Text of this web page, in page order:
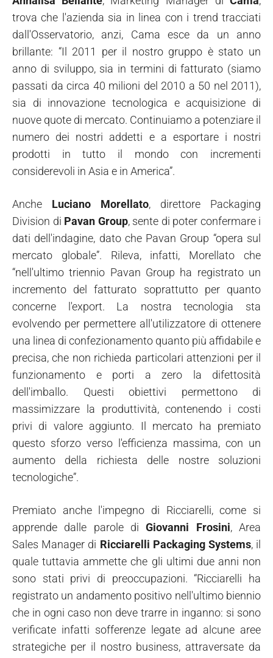
trova che l'azienda sia in linea con i trend tracciati
dall'Osservatorio, anzi, Cama esce da un anno
brillante: “Il 2011 per il nostro gruppo è stato un
anno di sviluppo, sia in termini di fatturato (siamo
passati da circa 40 milioni del 2010 a 50 nel 2011),
sia di innovazione tecnologica e acquisizione di
nuove quote di mercato. Continuiamo a potenziare il
numero dei nostri addetti e a esportare i nostri
prodotti in tutto il mondo con incrementi
considerevoli in Asia e in America”.
Anche Luciano Morellato, direttore Packaging
Division di Pavan Group, sente di poter confermare i
dati dell'indagine, dato che Pavan Group “opera sul
mercato globale”. Rileva, infatti, Morellato che
“nell'ultimo triennio Pavan Group ha registrato un
incremento del fatturato soprattutto per quanto
concerne l'export. La nostra tecnologia sta
evolvendo per permettere all'utilizzatore di ottenere
una linea di confezionamento quanto più affidabile e
precisa, che non richieda particolari attenzioni per il
funzionamento e porti a zero la difettosità
dell'imballo. Questi obiettivi permettono di
massimizzare la produttività, contenendo i costi
privi di valore aggiunto. Il mercato ha premiato
questo sforzo verso l'efficienza massima, con un
aumento della richiesta delle nostre soluzioni
tecnologiche”.
Premiato anche l'impegno di Ricciarelli, come si
apprende dalle parole diGiovanni Frosini, Area
Sales Manager di Ricciarelli Packaging Systems, il
quale tuttavia ammette che gli ultimi due anni non
sono stati privi di preoccupazioni. “Ricciarelli ha
registrato un andamento positivo nell'ultimo biennio
che in ogni caso non deve trarre in inganno: si sono
verificate infatti sofferenze legate ad alcune aree
strategiche per il nostro business, attraversate da